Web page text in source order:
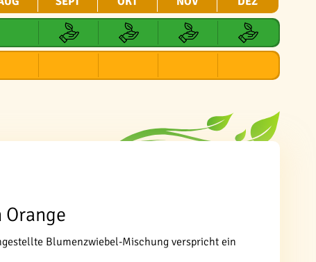
Blumenzwiebel-Mischung verspricht ein